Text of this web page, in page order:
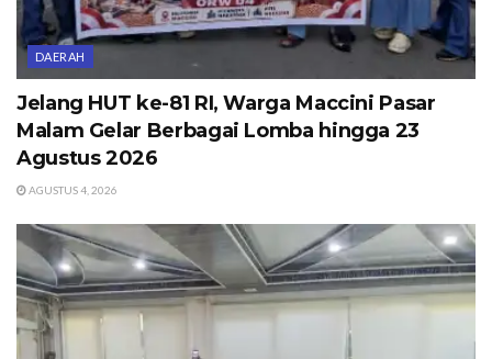
DAERAH
Jelang HUT ke-81 RI, Warga Maccini Pasar
Malam Gelar Berbagai Lomba hingga 23
Agustus 2026
AGUSTUS 4, 2026